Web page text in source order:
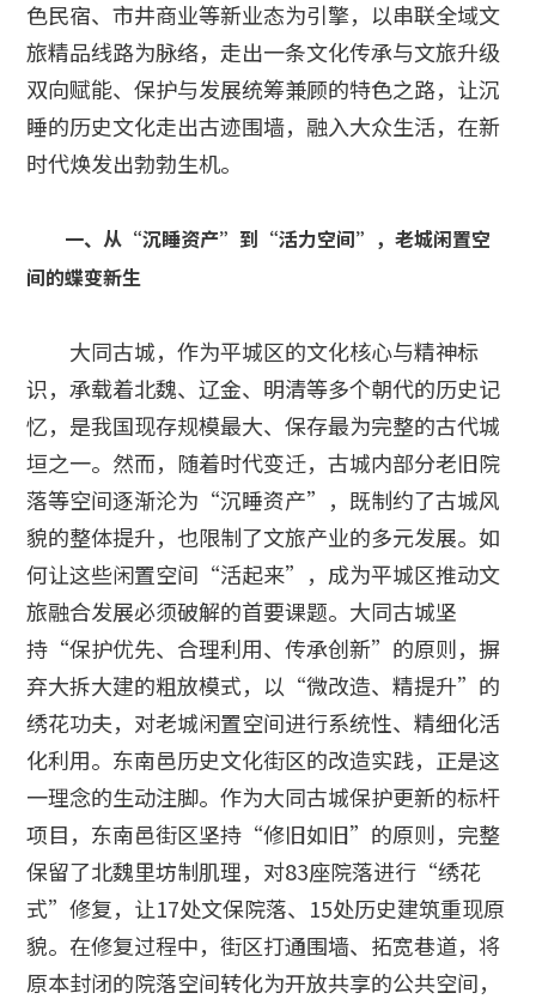
色民宿、市井商业等新业态为引擎，以串联全域文
旅精品线路为脉络，走出一条文化传承与文旅升级
双向赋能、保护与发展统筹兼顾的特色之路，让沉
睡的历史文化走出古迹围墙，融入大众生活，在新
时代焕发出勃勃生机。
一、从“沉睡资产”到“活力空间”，老城闲置空
间的蝶变新生
大同古城，作为平城区的文化核心与精神标
识，承载着北魏、辽金、明清等多个朝代的历史记
忆，是我国现存规模最大、保存最为完整的古代城
垣之一。然而，随着时代变迁，古城内部分老旧院
落等空间逐渐沦为“沉睡资产”，既制约了古城风
貌的整体提升，也限制了文旅产业的多元发展。如
何让这些闲置空间“活起来”，成为平城区推动文
旅融合发展必须破解的首要课题。大同古城坚
持“保护优先、合理利用、传承创新”的原则，摒
弃大拆大建的粗放模式，以“微改造、精提升”的
绣花功夫，对老城闲置空间进行系统性、精细化活
化利用。东南邑历史文化街区的改造实践，正是这
一理念的生动注脚。作为大同古城保护更新的标杆
项目，东南邑街区坚持“修旧如旧”的原则，完整
保留了北魏里坊制肌理，对83座院落进行“绣花
式”修复，让17处文保院落、15处历史建筑重现原
貌。在修复过程中，街区打通围墙、拓宽巷道，将
原本封闭的院落空间转化为开放共享的公共空间，